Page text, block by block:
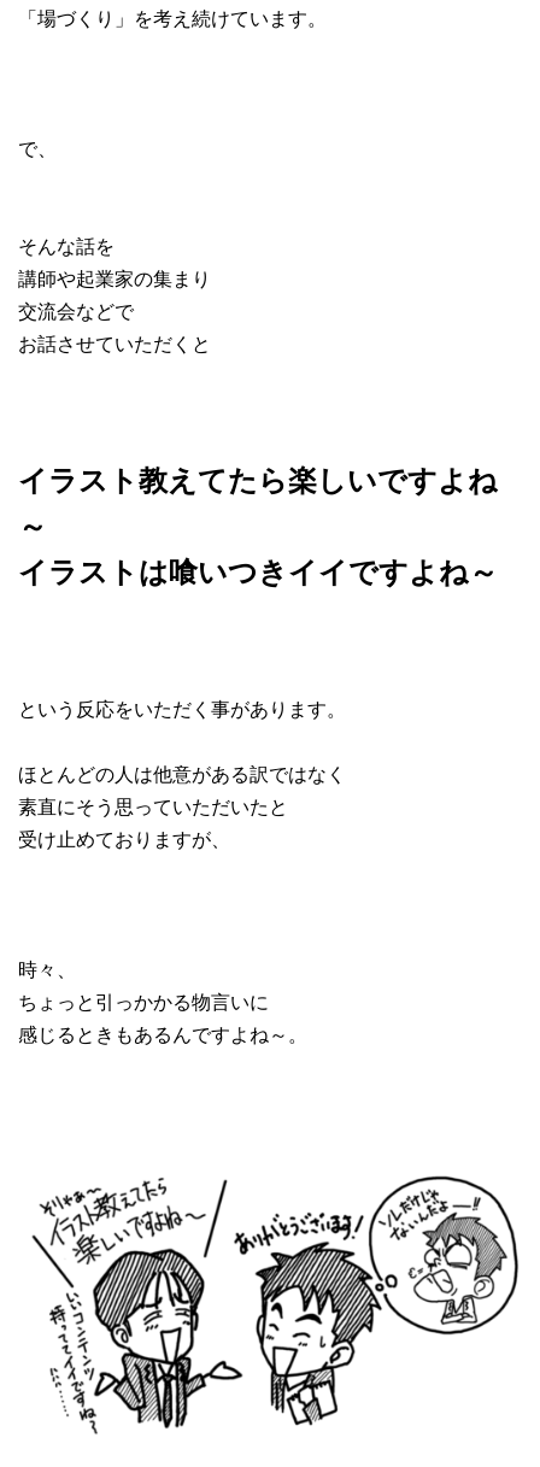
「場づくり」を考え続けています。
で、
そんな話を
講師や起業家の集まり
交流会などで
お話させていただくと
イラスト教えてたら楽しいですよね
～
イラストは喰いつきイイですよね～
という反応をいただく事があります。
ほとんどの人は他意がある訳ではなく
素直にそう思っていただいたと
受け止めておりますが、
時々、
ちょっと引っかかる物言いに
感じるときもあるんですよね～。